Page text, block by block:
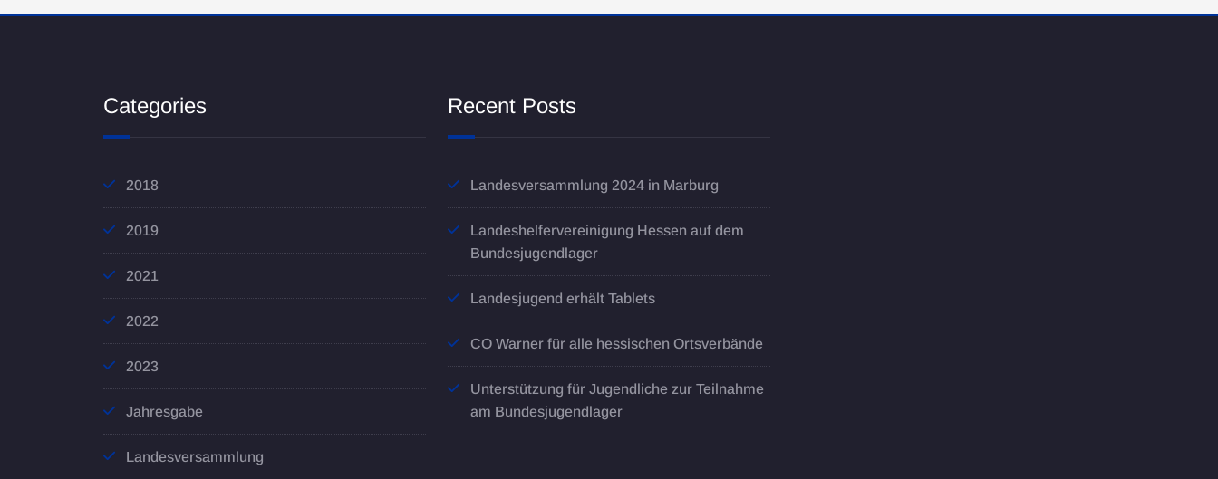
Categories
2018
2019
2021
2022
2023
Jahresgabe
Landesversammlung
Recent Posts
Landesversammlung 2024 in Marburg
Landeshelfervereinigung Hessen auf dem
Bundesjugendlager
Landesjugend erhält Tablets
CO Warner für alle hessischen Ortsverbände
Unterstützung für Jugendliche zur Teilnahme
am Bundesjugendlager